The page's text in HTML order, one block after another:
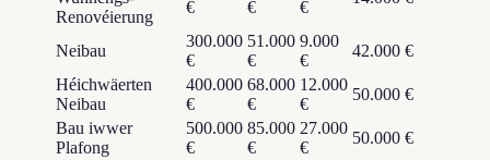
Renovéierung
€
€
€
Neibau
300.000
€
51.000
€
9.000
€
42.000 €
Héichwäerten
Neibau
400.000
€
68.000
€
12.000
€
50.000 €
Bau iwwer
Plafong
500.000
€
85.000
€
27.000
€
50.000 €